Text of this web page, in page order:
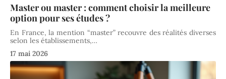
Master ou master : comment choisir la meilleure
option pour ses études ?
En France, la mention “master” recouvre des réalités diverses
selon les établissements,…
17 mai 2026